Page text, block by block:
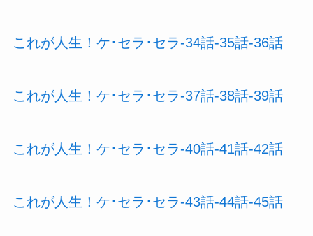
これが人生！ケ･セラ･セラ-34話-35話-36話
これが人生！ケ･セラ･セラ-37話-38話-39話
これが人生！ケ･セラ･セラ-40話-41話-42話
これが人生！ケ･セラ･セラ-43話-44話-45話